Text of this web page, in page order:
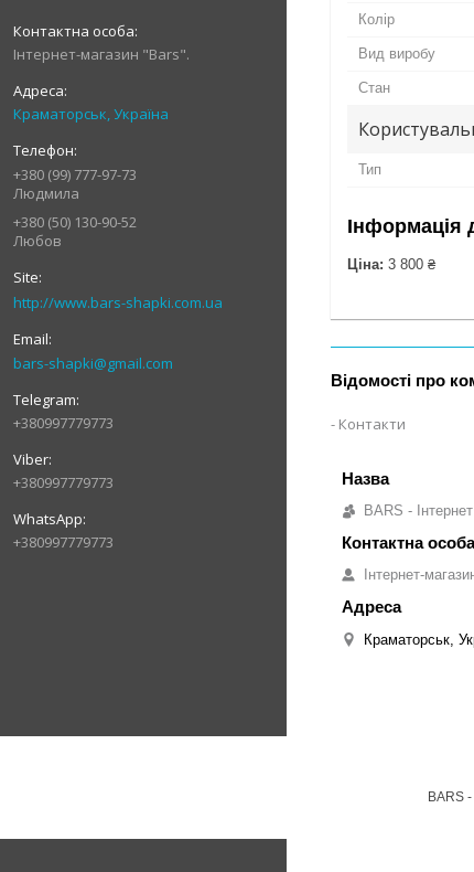
Інтернет-магазин "Bars".
Краматорськ, Україна
+380 (99) 777-97-73
Людмила
+380 (50) 130-90-52
Любов
http://www.bars-shapki.com.ua
bars-shapki@gmail.com
+380997779773
+380997779773
+380997779773
Колір
Вид виробу
Стан
Тип
Інформація
Ціна: 3 800 ₴
Відомості про
Контакти
BARS -
Інтернет-
Краматорськ,